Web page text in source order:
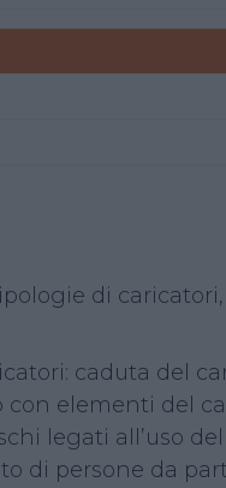
di
caduta del
elementi del
legati all’uso
di persone da